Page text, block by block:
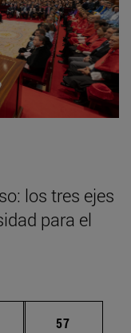
los tres ejes
para el
Páginas intermedias
Página
57